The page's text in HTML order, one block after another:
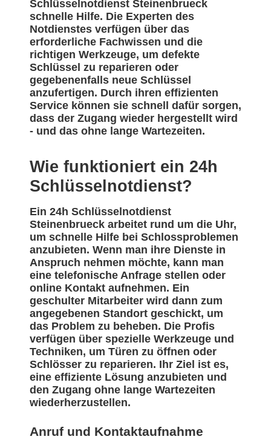
Schlüsselnotdienst Steinenbrueck
schnelle Hilfe. Die Experten des
Notdienstes verfügen über das
erforderliche Fachwissen und die
richtigen Werkzeuge, um defekte
Schlüssel zu reparieren oder
gegebenenfalls neue Schlüssel
anzufertigen. Durch ihren effizienten
Service können sie schnell dafür sorgen,
dass der Zugang wieder hergestellt wird
- und das ohne lange Wartezeiten.
Wie funktioniert ein 24h
Schlüsselnotdienst?
Ein 24h Schlüsselnotdienst
Steinenbrueck arbeitet rund um die Uhr,
um schnelle Hilfe bei Schlossproblemen
anzubieten. Wenn man ihre Dienste in
Anspruch nehmen möchte, kann man
eine telefonische Anfrage stellen oder
online Kontakt aufnehmen. Ein
geschulter Mitarbeiter wird dann zum
angegebenen Standort geschickt, um
das Problem zu beheben. Die Profis
verfügen über spezielle Werkzeuge und
Techniken, um Türen zu öffnen oder
Schlösser zu reparieren. Ihr Ziel ist es,
eine effiziente Lösung anzubieten und
den Zugang ohne lange Wartezeiten
wiederherzustellen.
Anruf und Kontaktaufnahme